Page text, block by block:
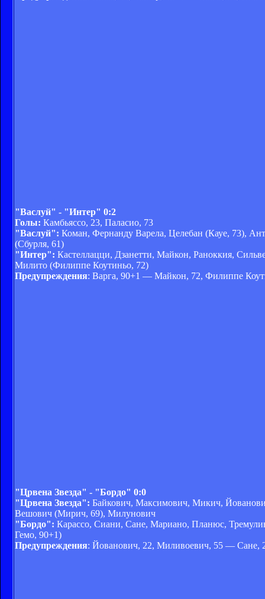
"Васлуй" - "Интер" 0:2
Голы: Камбьяссо, 23, Паласио, 73
"Васлуй": Коман, Фернанду Варела, Целебан (Кауе, 73),
(Сбурля, 61)
"Интер": Кастеллацци, Дзанетти, Майкон, Раноккия,
Милито (Филиппе Коутиньо, 72)
Предупреждения: Варга, 90+1 — Майкон, 72, Филиппе
"Црвена Звезда" - "Бордо" 0:0
"Црвена Звезда": Байкович, Максимович, Микич,
Вешович (Мирич, 69), Милунович
"Бордо": Карассо, Сиани, Сане, Мариано, Планюс,
Гемо, 90+1)
Предупреждения: Йованович, 22, Миливоевич, 55 — Сане,